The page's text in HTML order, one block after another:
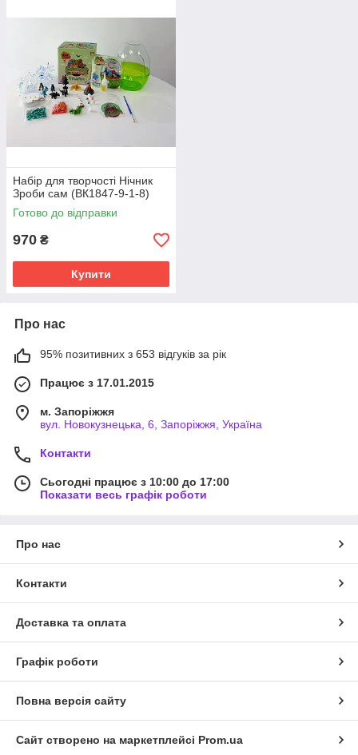
Набір для творчості Нічник
Зроби сам (ВК1847-9-1-8)
Готово до відправки
970 ₴
Купити
Про нас
95% позитивних з 653 відгуків за рік
Працює з 17.01.2015
м. Запоріжжя
вул. Новокузнецька, 6, Запоріжжя, Україна
Контакти
Сьогодні працює з 10:00 до 17:00
Показати весь графік роботи
Про нас
Контакти
Доставка та оплата
Графік роботи
Повна версія сайту
Сайт створено на маркетплейсі Prom.ua